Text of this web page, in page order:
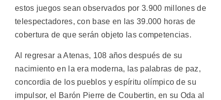
estos juegos sean observados por 3.900 millones de
telespectadores, con base en las 39.000 horas de
cobertura de que serán objeto las competencias.
Al regresar a Atenas, 108 años después de su
nacimiento en la era moderna, las palabras de paz,
concordia de los pueblos y espíritu olímpico de su
impulsor, el Barón Pierre de Coubertin, en su Oda al